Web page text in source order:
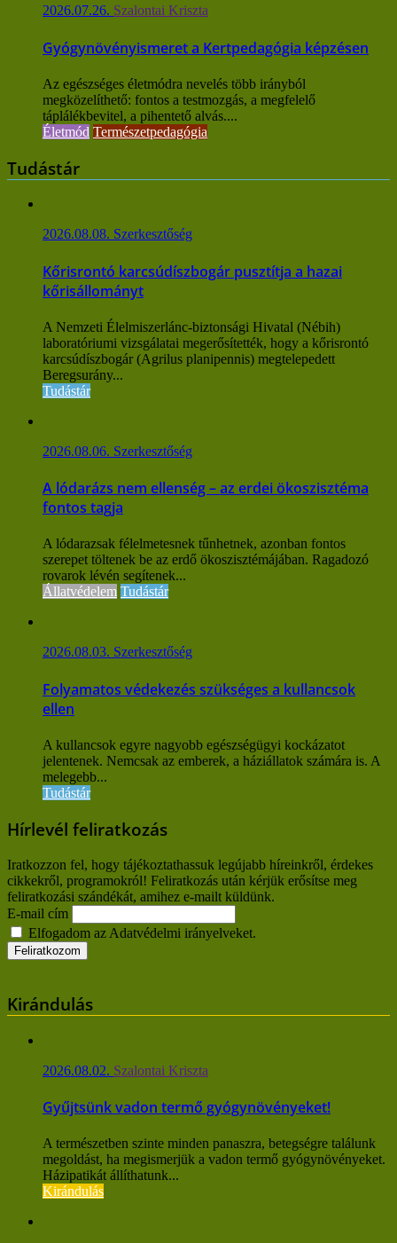
2026.07.26. Szalontai Kriszta
Gyógynövényismeret a Kertpedagógia képzésen
Az egészséges életmódra nevelés több irányból
megközelíthető: fontos a testmozgás, a megfelelő
táplálékbevitel, a pihentető alvás....
Életmód Természetpedagógia
Tudástár
2026.08.08. Szerkesztőség
Kőrisrontó karcsúdíszbogár pusztítja a hazai
kőrisállományt
A Nemzeti Élelmiszerlánc-biztonsági Hivatal (Nébih)
laboratóriumi vizsgálatai megerősítették, hogy a kőrisrontó
karcsúdíszbogár (Agrilus planipennis) megtelepedett
Beregsurány...
Tudástár
2026.08.06. Szerkesztőség
A lódarázs nem ellenség – az erdei ökoszisztéma
fontos tagja
A lódarazsak félelmetesnek tűnhetnek, azonban fontos
szerepet töltenek be az erdő ökoszisztémájában. Ragadozó
rovarok lévén segítenek...
Állatvédelem Tudástár
2026.08.03. Szerkesztőség
Folyamatos védekezés szükséges a kullancsok
ellen
A kullancsok egyre nagyobb egészségügyi kockázatot
jelentenek. Nemcsak az emberek, a háziállatok számára is. A
melegebb...
Tudástár
Hírlevél feliratkozás
Iratkozzon fel, hogy tájékoztathassuk legújabb híreinkről, érdekes
cikkekről, programokról! Feliratkozás után kérjük erősítse meg
feliratkozási szándékát, amihez e-mailt küldünk.
E-mail cím
Elfogadom az Adatvédelmi irányelveket.
Kirándulás
2026.08.02. Szalontai Kriszta
Gyűjtsünk vadon termő gyógynövényeket!
A természetben szinte minden panaszra, betegségre találunk
megoldást, ha megismerjük a vadon termő gyógynövényeket.
Házipatikát állíthatunk...
Kirándulás